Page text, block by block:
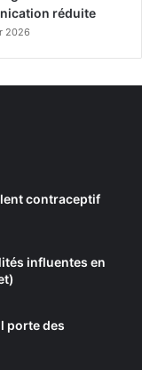
réduite
2026
contraceptif
influentes en
porte des